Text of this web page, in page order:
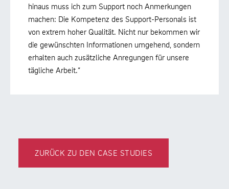
hinaus muss ich zum Support noch Anmerkungen
machen: Die Kompetenz des Support-Personals ist
von extrem hoher Qualität. Nicht nur bekommen wir
die gewünschten Informationen umgehend, sondern
erhalten auch zusätzliche Anregungen für unsere
tägliche Arbeit.“
ZURÜCK ZU DEN CASE STUDIES